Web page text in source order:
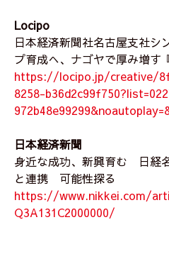
Locipo
日本経済新聞社名古屋支社シ
プ育成へ、ナゴヤで厚み増す
https://locipo.jp/creative/
8258-
日本経済新聞
身近な成功、新興育む 日経
と連携 可能性探る
https://www.nikkei.com/
Q3A131C2000000/